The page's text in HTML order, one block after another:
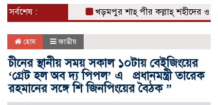
সর্বশেষ : খড়মপুর শাহ্ পীর কল্লাহ্ শহীদের ওরশ
হোম জাতীয়
চীনের স্থানীয় সময় সকাল ১০টায় বেইজিংয়ের
‘গ্রেট হল অব দ্য পিপল’ এ প্রধানমন্ত্রী তারেক
রহমানের সঙ্গে শি জিনপিংয়ের বৈঠক ”